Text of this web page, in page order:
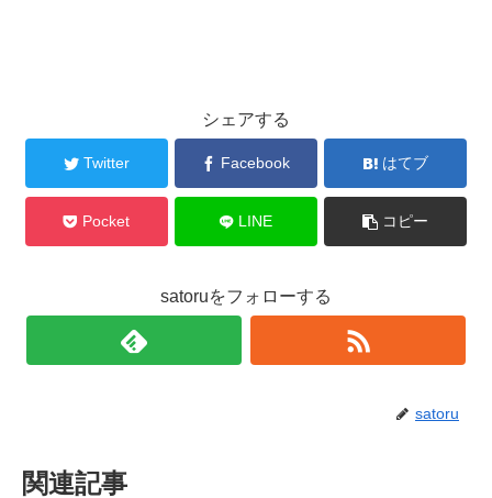
シェアする
Twitter Facebook はてブ
Pocket LINE コピー
satoruをフォローする
satoru
関連記事